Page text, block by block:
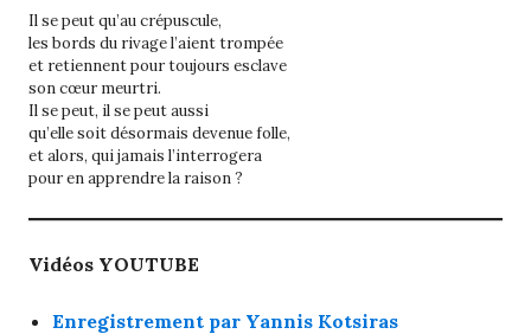
Il se peut qu’au crépuscule,
les bords du rivage l’aient trompée
et retiennent pour toujours esclave
son cœur meurtri.
Il se peut, il se peut aussi
qu’elle soit désormais devenue folle,
et alors, qui jamais l’interrogera
pour en apprendre la raison ?
Vidéos YOUTUBE
Enregistrement par Yannis Kotsiras